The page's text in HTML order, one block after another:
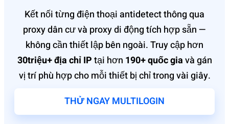
Kết nối từng điện thoại antidetect thông qua
proxy dân cư và proxy di động tích hợp sẵn —
không cần thiết lập bên ngoài. Truy cập hơn
30triệu+ địa chỉ IPtại hơn 190+ quốc giavà gán
vị trí phù hợp cho mỗi thiết bị chỉ trong vài giây.
THỬ NGAY MULTILOGIN